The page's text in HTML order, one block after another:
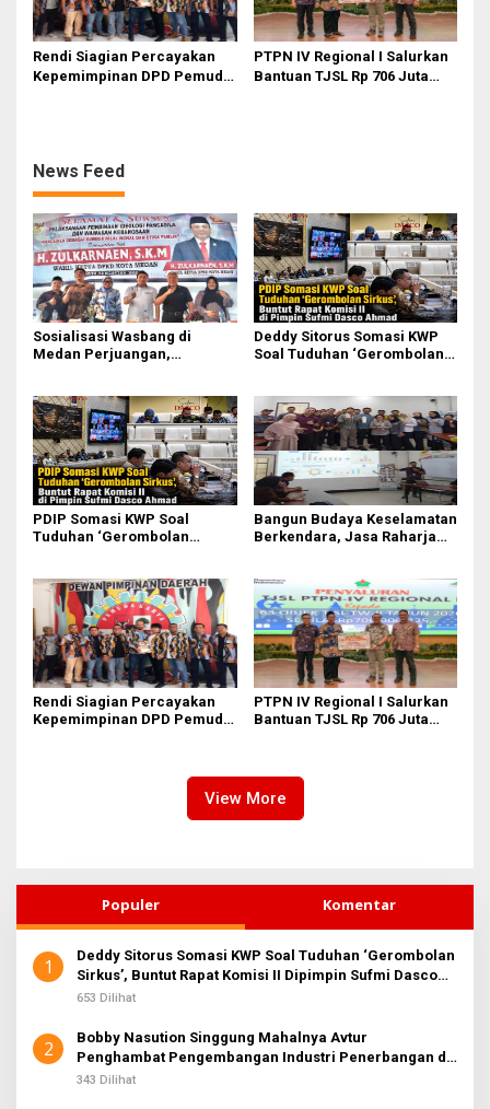
Rendi Siagian Percayakan
Kepemimpinan DPD Pemuda
PTPN IV Regional I Salurkan
Bantuan TJSL Rp 706 Juta
News Feed
Sosialisasi Wasbang di
Medan Perjuangan,
Anak
Deddy Sitorus Somasi KWP
Soal Tuduhan ‘Gerombolan
Ahmad
PDIP Somasi KWP Soal
Tuduhan ‘Gerombolan
Ahmad
Bangun Budaya Keselamatan
Berkendara, Jasa Raharja
Rendi Siagian Percayakan
Kepemimpinan DPD Pemuda
PTPN IV Regional I Salurkan
Bantuan TJSL Rp 706 Juta
View More
Populer Komentar
1
Deddy Sitorus Somasi KWP Soal Tuduhan ‘Gerombolan
Sirkus’, Buntut Rapat Komisi II Dipimpin Sufmi Dasco
Ahmad
653 Dilihat
2
Bobby Nasution Singgung Mahalnya Avtur
Penghambat Pengembangan Industri Penerbangan di
Sumut
343 Dilihat